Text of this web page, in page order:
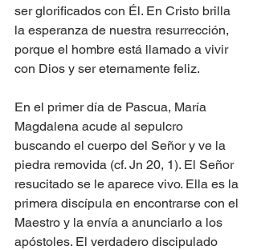
ser glorificados con Él. En Cristo brilla
la esperanza de nuestra resurrección,
porque el hombre está llamado a vivir
con Dios y ser eternamente feliz.
En el primer día de Pascua, María
Magdalena acude al sepulcro
buscando el cuerpo del Señor y ve la
piedra removida (cf. Jn 20, 1). El Señor
resucitado se le aparece vivo. Ella es la
primera discí­pula en encontrarse con el
Maestro y la enví­a a anunciarlo a los
apóstoles. El verdadero discipulado